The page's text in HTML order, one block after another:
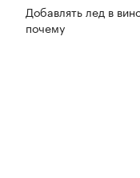
Добавлять лед в
почему